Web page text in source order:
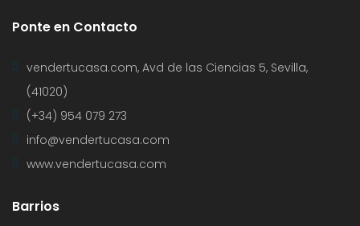
Ponte en Contacto
vendertucasa.com, Avd de las Ciencias 5, Sevilla,
(41020)
(+34) 954 079 273
info@vendertucasa.com
www.vendertucasa.com
Barrios